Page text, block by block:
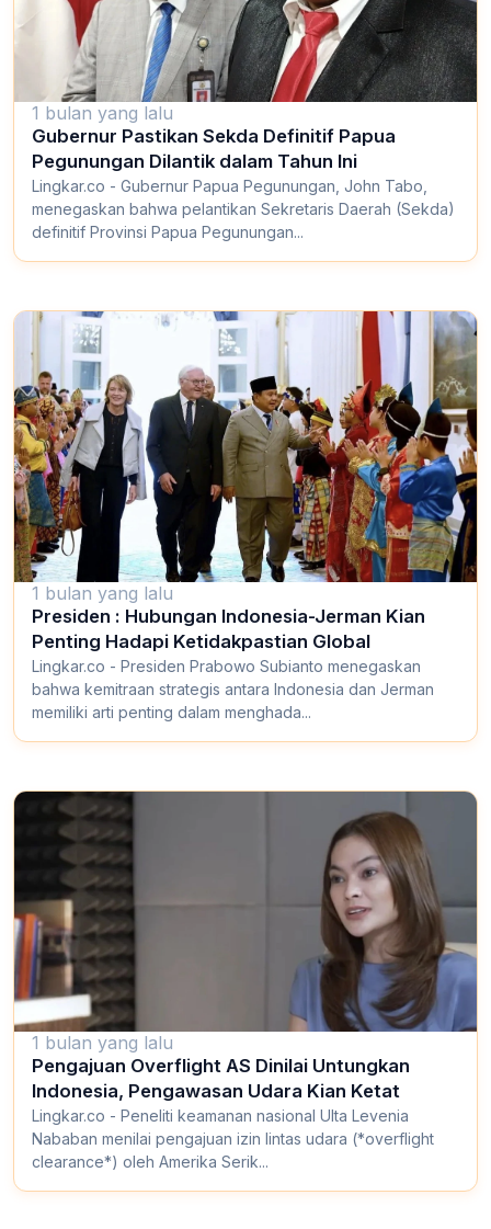
1 bulan yang lalu
Gubernur Pastikan Sekda Definitif Papua
Pegunungan Dilantik dalam Tahun Ini
Lingkar.co - Gubernur Papua Pegunungan, John Tabo,
menegaskan bahwa pelantikan Sekretaris Daerah (Sekda)
definitif Provinsi Papua Pegunungan...
1 bulan yang lalu
Presiden : Hubungan Indonesia-Jerman Kian
Penting Hadapi Ketidakpastian Global
Lingkar.co - Presiden Prabowo Subianto menegaskan
bahwa kemitraan strategis antara Indonesia dan Jerman
memiliki arti penting dalam menghada...
1 bulan yang lalu
Pengajuan Overflight AS Dinilai Untungkan
Indonesia, Pengawasan Udara Kian Ketat
Lingkar.co - Peneliti keamanan nasional Ulta Levenia
Nababan menilai pengajuan izin lintas udara (*overflight
clearance*) oleh Amerika Serik...